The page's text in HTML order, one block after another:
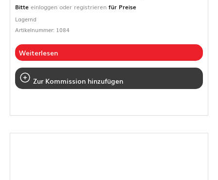
Bitte einloggen oder registrieren für Preise
Lagernd
Artikelnummer: 1084
Weiterlesen
Zur Kommission hinzufügen